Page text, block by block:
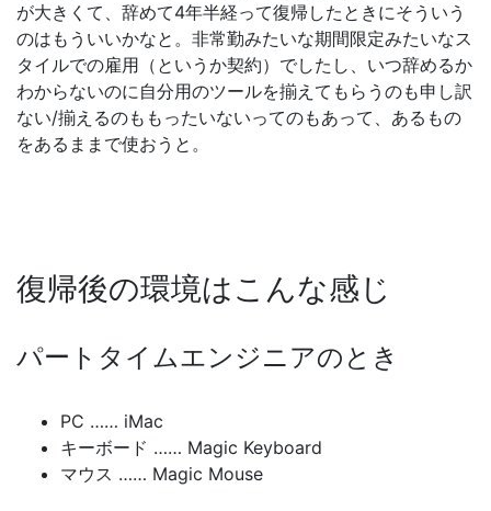
が大きくて、辞めて4年半経って復帰したときにそういう
のはもういいかなと。非常勤みたいな期間限定みたいなス
タイルでの雇用（というか契約）でしたし、いつ辞めるか
わからないのに自分用のツールを揃えてもらうのも申し訳
ない/揃えるのももったいないってのもあって、あるもの
をあるままで使おうと。
復帰後の環境はこんな感じ
パートタイムエンジニアのとき
PC …… iMac
キーボード …… Magic Keyboard
マウス …… Magic Mouse